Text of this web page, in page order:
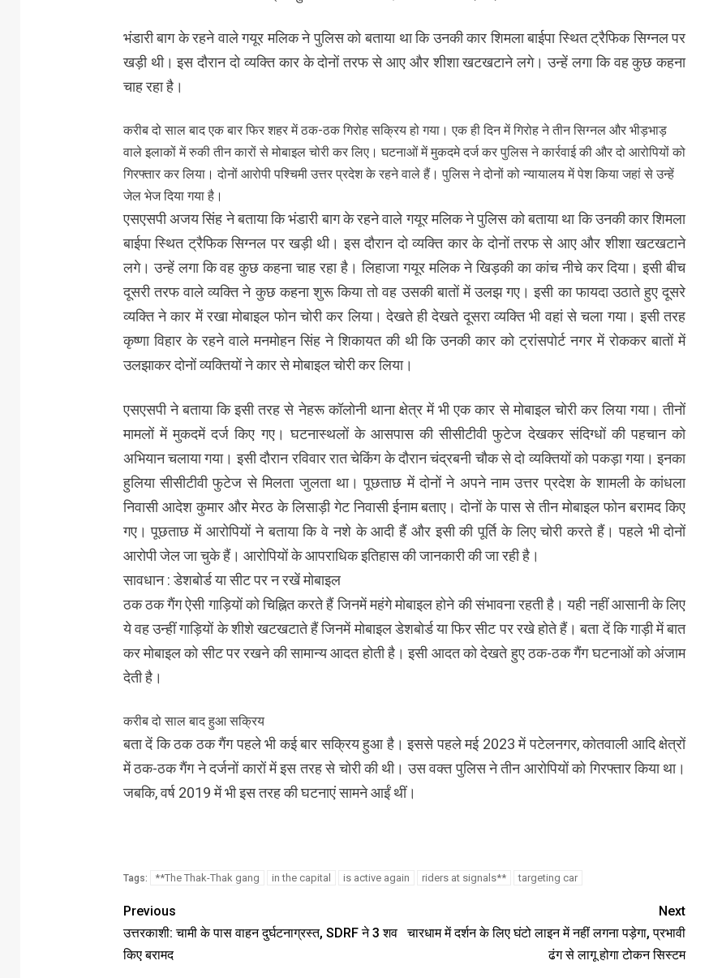
भंडारी बाग के रहने वाले गयूर मलिक ने पुलिस को बताया था कि उनकी कार शिमला बाईपा स्थित ट्रैफिक सिग्नल पर
खड़ी थी। इस दौरान दो व्यक्ति कार के दोनों तरफ से आए और शीशा खटखटाने लगे। उन्हें लगा कि वह कुछ कहना
चाह रहा है।
करीब दो साल बाद एक बार फिर शहर में ठक-ठक गिरोह सक्रिय हो गया। एक ही दिन में गिरोह ने तीन सिग्नल और भीड़भाड़
वाले इलाकों में रुकी तीन कारों से मोबाइल चोरी कर लिए। घटनाओं में मुकदमे दर्ज कर पुलिस ने कार्रवाई की और दो आरोपियों को
गिरफ्तार कर लिया। दोनों आरोपी पश्चिमी उत्तर प्रदेश के रहने वाले हैं। पुलिस ने दोनों को न्यायालय में पेश किया जहां से उन्हें
जेल भेज दिया गया है।
एसएसपी अजय सिंह ने बताया कि भंडारी बाग के रहने वाले गयूर मलिक ने पुलिस को बताया था कि उनकी कार शिमला
बाईपा स्थित ट्रैफिक सिग्नल पर खड़ी थी। इस दौरान दो व्यक्ति कार के दोनों तरफ से आए और शीशा खटखटाने
लगे। उन्हें लगा कि वह कुछ कहना चाह रहा है। लिहाजा गयूर मलिक ने खिड़की का कांच नीचे कर दिया। इसी बीच
दूसरी तरफ वाले व्यक्ति ने कुछ कहना शुरू किया तो वह उसकी बातों में उलझ गए। इसी का फायदा उठाते हुए दूसरे
व्यक्ति ने कार में रखा मोबाइल फोन चोरी कर लिया। देखते ही देखते दूसरा व्यक्ति भी वहां से चला गया। इसी तरह
कृष्णा विहार के रहने वाले मनमोहन सिंह ने शिकायत की थी कि उनकी कार को ट्रांसपोर्ट नगर में रोककर बातों में
उलझाकर दोनों व्यक्तियों ने कार से मोबाइल चोरी कर लिया।
एसएसपी ने बताया कि इसी तरह से नेहरू कॉलोनी थाना क्षेत्र में भी एक कार से मोबाइल चोरी कर लिया गया। तीनों
मामलों में मुकदमें दर्ज किए गए। घटनास्थलों के आसपास की सीसीटीवी फुटेज देखकर संदिग्धों की पहचान को
अभियान चलाया गया। इसी दौरान रविवार रात चेकिंग के दौरान चंद्रबनी चौक से दो व्यक्तियों को पकड़ा गया। इनका
हुलिया सीसीटीवी फुटेज से मिलता जुलता था। पूछताछ में दोनों ने अपने नाम उत्तर प्रदेश के शामली के कांधला
निवासी आदेश कुमार और मेरठ के लिसाड़ी गेट निवासी ईनाम बताए। दोनों के पास से तीन मोबाइल फोन बरामद किए
गए। पूछताछ में आरोपियों ने बताया कि वे नशे के आदी हैं और इसी की पूर्ति के लिए चोरी करते हैं। पहले भी दोनों
आरोपी जेल जा चुके हैं। आरोपियों के आपराधिक इतिहास की जानकारी की जा रही है।
सावधान : डेशबोर्ड या सीट पर न रखें मोबाइल
ठक ठक गैंग ऐसी गाड़ियों को चिह्नित करते हैं जिनमें महंगे मोबाइल होने की संभावना रहती है। यही नहीं आसानी के लिए
ये वह उन्हीं गाड़ियों के शीशे खटखटाते हैं जिनमें मोबाइल डेशबोर्ड या फिर सीट पर रखे होते हैं। बता दें कि गाड़ी में बात
कर मोबाइल को सीट पर रखने की सामान्य आदत होती है। इसी आदत को देखते हुए ठक-ठक गैंग घटनाओं को अंजाम
देती है।
करीब दो साल बाद हुआ सक्रिय
बता दें कि ठक ठक गैंग पहले भी कई बार सक्रिय हुआ है। इससे पहले मई 2023 में पटेलनगर, कोतवाली आदि क्षेत्रों
में ठक-ठक गैंग ने दर्जनों कारों में इस तरह से चोरी की थी। उस वक्त पुलिस ने तीन आरोपियों को गिरफ्तार किया था।
जबकि, वर्ष 2019 में भी इस तरह की घटनाएं सामने आईं थीं।
Tags: **The Thak-Thak gang in the capital is active again riders at signals** targeting car
Previous
उत्तरकाशी: चामी के पास वाहन दुर्घटनाग्रस्त, SDRF ने 3 शव
किए बरामद
Next
चारधाम में दर्शन के लिए घंटो लाइन में नहीं लगना पड़ेगा, प्रभावी
ढंग से लागू होगा टोकन सिस्टम